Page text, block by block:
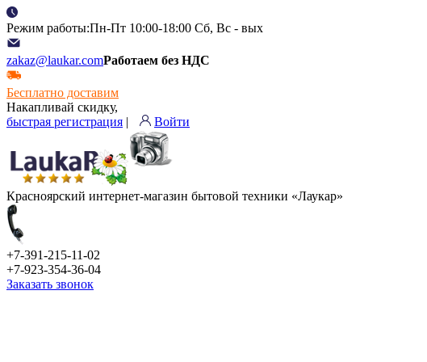
Режим работы:Пн-Пт 10:00-18:00 Сб, Вс - вых
zakaz@laukar.comРаботаем без НДС
Бесплатно доставим
Накапливай скидку,
быстрая регистрация | Войти
Красноярский интернет-магазин бытовой техники «Лаукар»
+7-391-215-11-02
+7-923-354-36-04
Заказать звонок